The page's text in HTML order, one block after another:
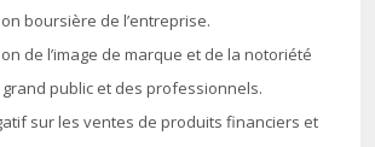
boursière de l’entreprise.
de l’image de marque et de la notoriété
public et des professionnels.
sur les ventes de produits financiers et